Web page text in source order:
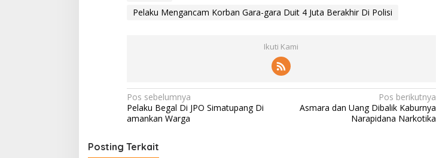
Pelaku Mengancam Korban Gara-gara Duit 4 Juta Berakhir Di Polisi
Ikuti Kami
N
a
i
Pos sebelumnya
Pelaku Begal Di JPO Simatupang Di
amankan Warga
Pos berikutnya
Asmara dan Uang Dibalik Kaburnya
Narapidana Narkotika
Posting Terkait